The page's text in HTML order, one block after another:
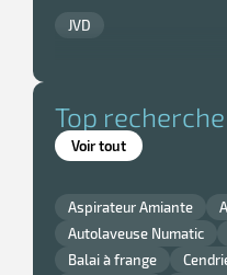
JVD
Top recherche
Voir tout
Aspirateur Amiante
Autolaveuse Numatic
Balai à frange